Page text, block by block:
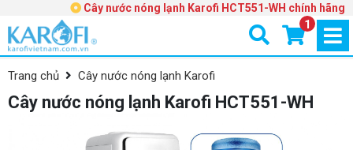
Cây nước nóng lạnh Karofi HCT551-WH chính hãng
1
Trang chủ Cây nước nóng lạnh Karofi
Cây nước nóng lạnh Karofi HCT551-WH